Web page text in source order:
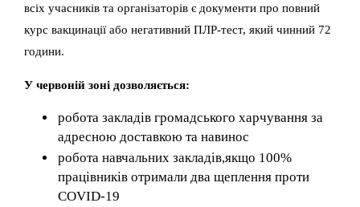
всіх учасників та організаторів є документи про повний
курс вакцинації або негативний ПЛР-тест, який чинний 72
години.
У червоній зоні дозволяється:
робота закладів громадського харчування за
адресною доставкою та навинос
робота навчальних закладів,якщо 100%
працівників отримали два щеплення проти
COVID-19